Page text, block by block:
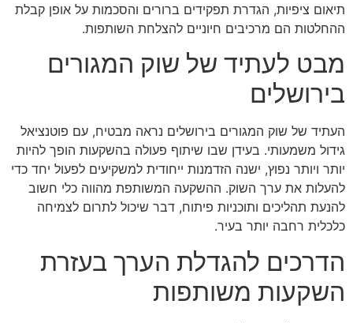
תיאום ציפיות, הגדרת תפקידים ברורים והסכמות על אופן קבלת
ההחלטות הם מרכיבים חיוניים להצלחת השותפות.
מבט לעתיד של שוק המגורים
בירושלים
העתיד של שוק המגורים בירושלים נראה מבטיח, עם פוטנציאל
גידול משמעותי. בעידן שבו שיתוף פעולה בהשקעות הופך להיות
יותר ויותר נפוץ, ישנה הזדמנות ייחודית למשקיעים לפעול יחד כדי
להעלות את ערך השוק. ההשקעה המשותפת מהווה כלי חשוב
להנעת תהליכים ותוכניות פיתוח, דבר שיכול לתרום לצמיחה
כלכלית רחבה יותר בעיר.
הדרכים להגדלת הערך בעזרת
השקעות משותפות